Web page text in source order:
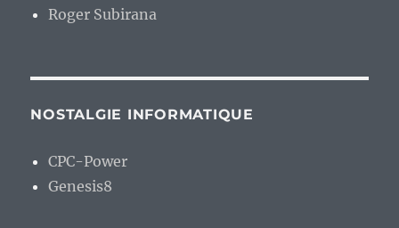
Roger Subirana
NOSTALGIE INFORMATIQUE
CPC-Power
Genesis8